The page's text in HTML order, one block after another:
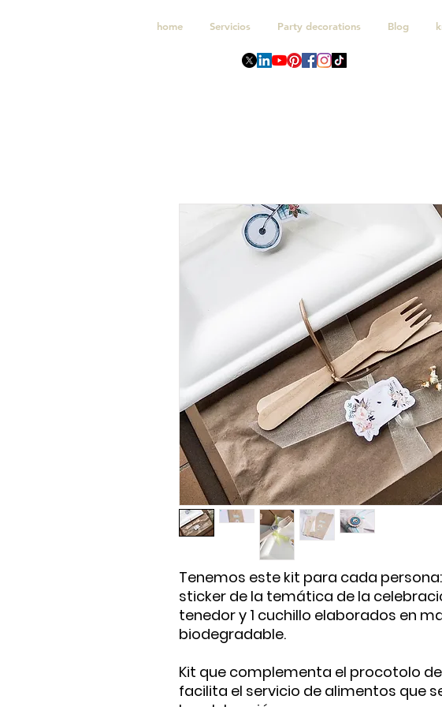
home Servicios Party decorations Blog
Tenemos este kit para cada
sticker de la temática de la
tenedor y 1 cuchillo elaborados en
biodegradable.
Kit que complementa el procotolo
facilita el servicio de alimentos que